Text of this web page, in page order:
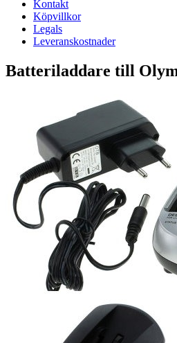
Kontakt
Köpvillkor
Legals
Leveranskostnader
Batteriladdare till